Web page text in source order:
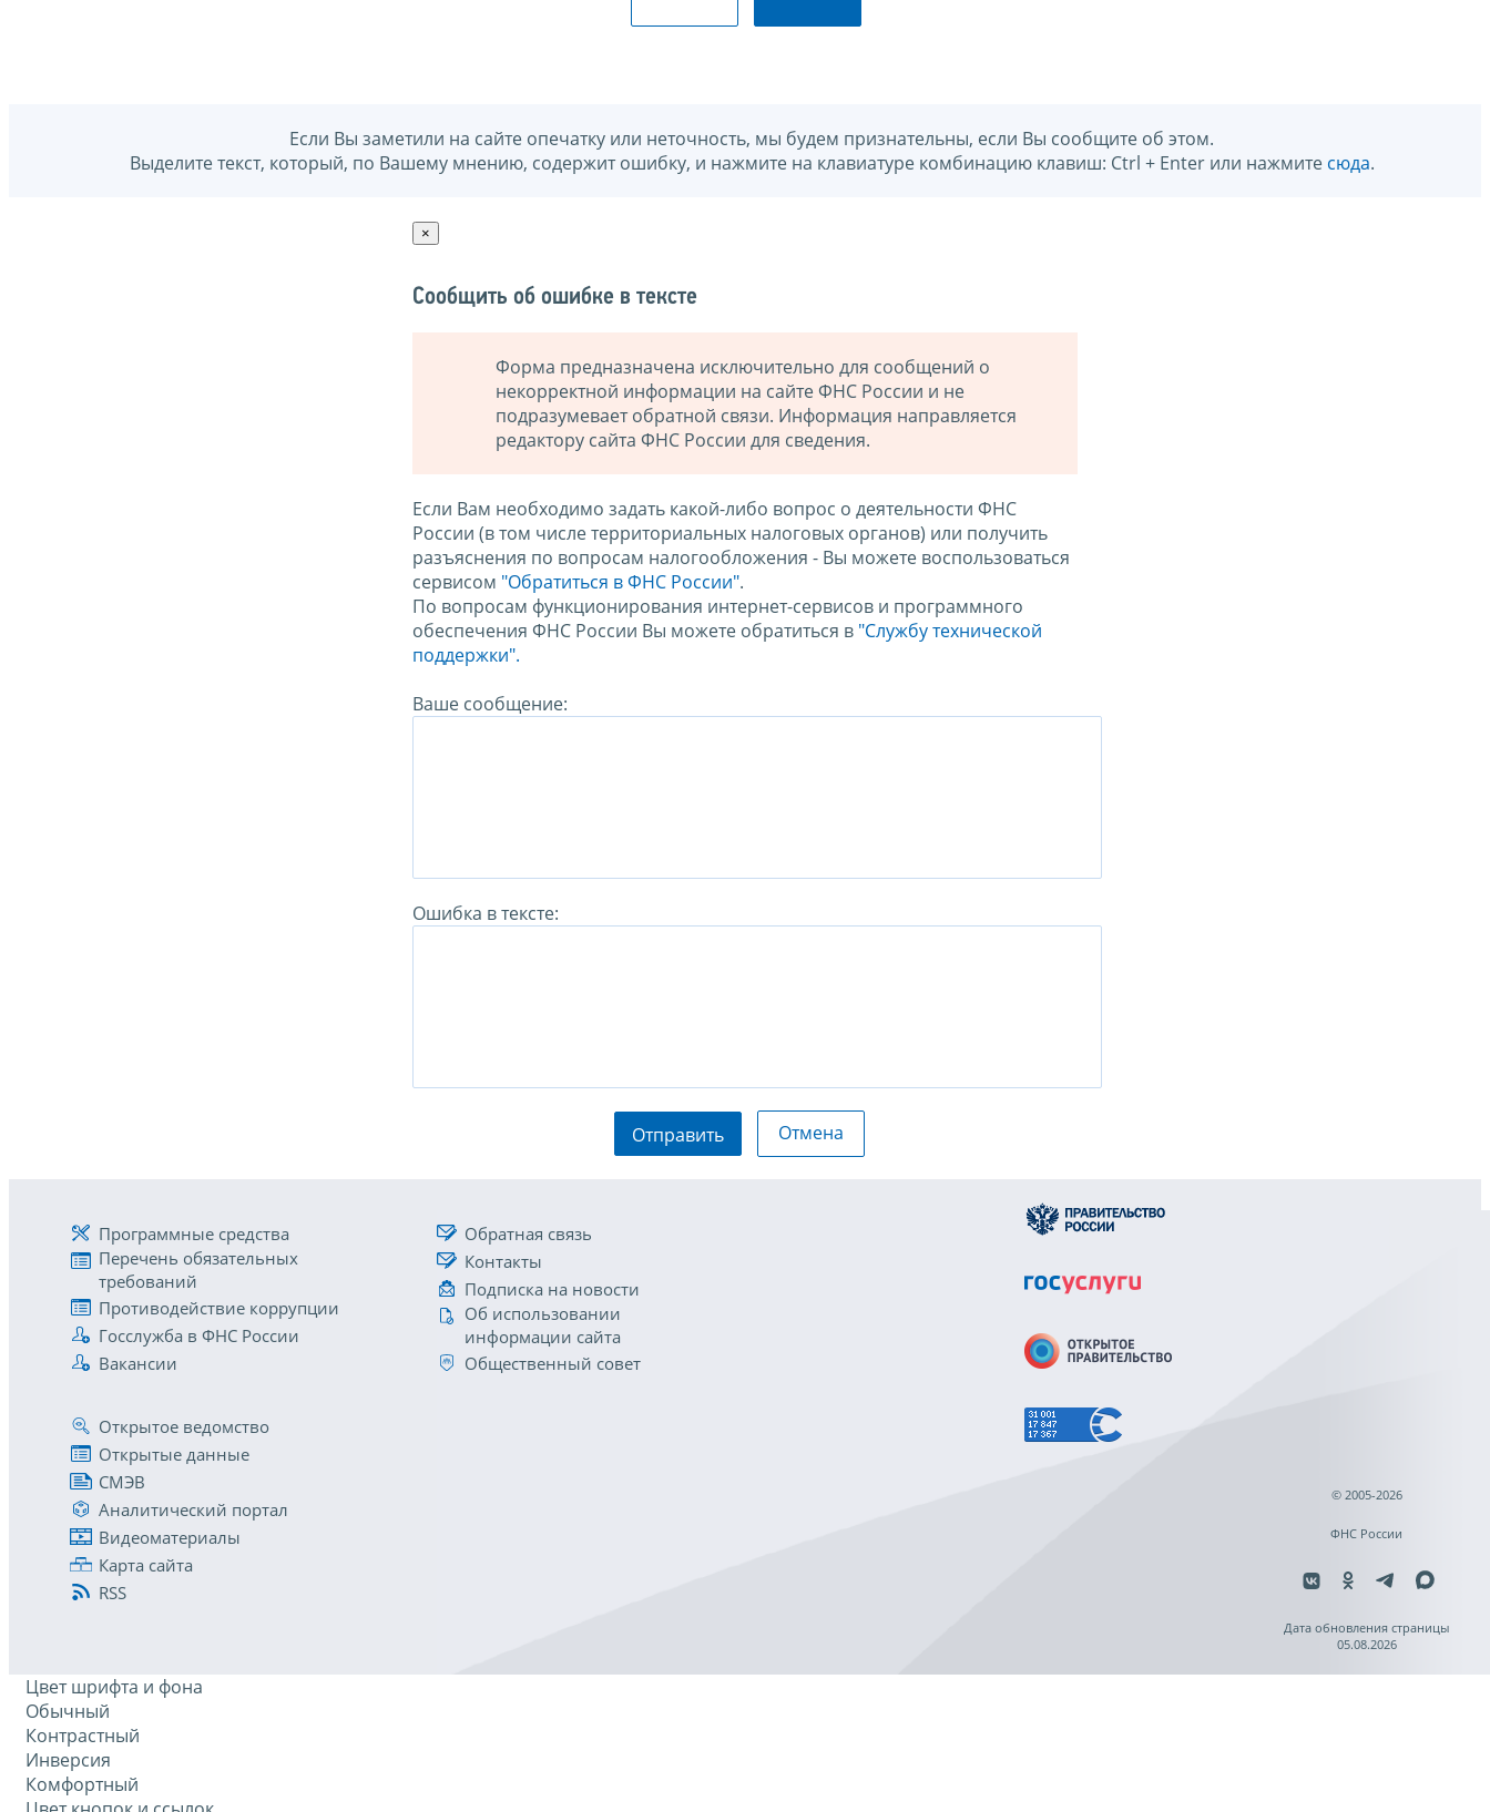
Если Вы заметили на сайте опечатку или неточность, мы будем признательны, если Вы сообщите об этом.
Выделите текст, который, по Вашему мнению, содержит ошибку, и нажмите на клавиатуре комбинацию клавиш: Ctrl + Enter или нажмите сюда.
×
Сообщить об ошибке в тексте
Форма предназначена исключительно для сообщений о
некорректной информации на сайте ФНС России и не
подразумевает обратной связи. Информация направляется
редактору сайта ФНС России для сведения.
Если Вам необходимо задать какой-либо вопрос о деятельности ФНС
России (в том числе территориальных налоговых органов) или получить
разъяснения по вопросам налогообложения - Вы можете воспользоваться
сервисом "Обратиться в ФНС России".
По вопросам функционирования интернет-сервисов и программного
обеспечения ФНС России Вы можете обратиться в "Службу технической
поддержки".
Ваше сообщение:
Ошибка в тексте:
Отправить Отмена
Программные средства
Перечень обязательных
требований
Противодействие коррупции
Госслужба в ФНС России
Вакансии
Обратная связь
Контакты
Подписка на новости
Об использовании
информации сайта
Общественный совет
Открытое ведомство
Открытые данные
СМЭВ
Аналитический портал
Видеоматериалы
Карта сайта
RSS
© 2005-2026
ФНС России
Дата обновления страницы
05.08.2026
Цвет шрифта и фона
Обычный
Контрастный
Инверсия
Комфортный